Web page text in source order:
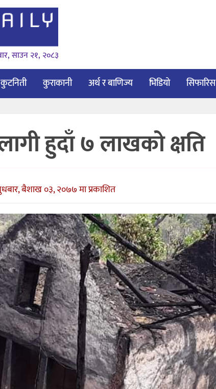
साउन २१, २०८३
कुटनिती कुराकानी अर्थ र बाणिज्य भिडियो सिफारिस
हुदाँ ७ लाखको क्षति
बैशाख ०३, २०७७ मा प्रकाशित